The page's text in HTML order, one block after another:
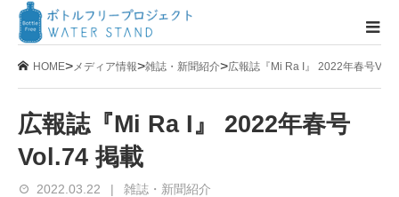
HOME>メディア情報>雑誌・新聞紹介>広報誌『Mi Ra I』 2022年春号
広報誌『Mi Ra I』 2022年春号
Vol.74 掲載
2022.03.22 雑誌・新聞紹介